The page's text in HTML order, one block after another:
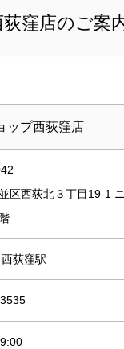
窪店のご案
ップ西荻窪店
区西荻北３丁目19-1
荻窪駅